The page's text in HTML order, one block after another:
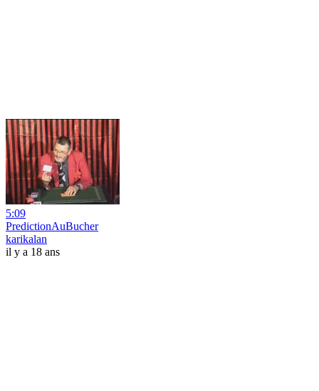
5:09
PredictionAuBucher
karikalan
il y a 18 ans